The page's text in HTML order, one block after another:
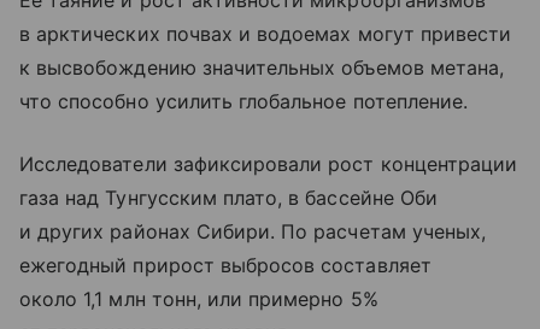
в арктических почвах и водоемах могут привести
к высвобождению значительных объемов метана,
что способно усилить глобальное потепление.
Исследователи зафиксировали рост концентрации
газа над Тунгусским плато, в бассейне Оби
и других районах Сибири. По расчетам ученых,
ежегодный прирост выбросов составляет
около 1,1 млн тонн, или примерно 5%